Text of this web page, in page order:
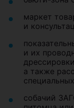
маркет
и
и их
а также
собачий